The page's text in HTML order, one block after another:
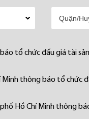
tổ chức đấu giá tài
Minh thông báo tổ chức
Hồ Chí Minh thông